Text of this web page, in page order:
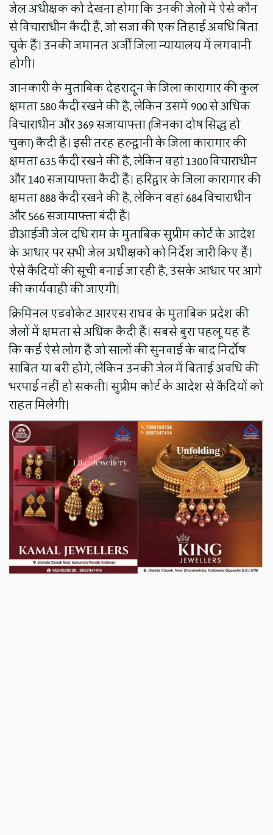
जेल अधीक्षक को देखना होगा कि उनकी जेलों में ऐसे कौन
से विचाराधीन कैदी हैं, जो सजा की एक तिहाई अवधि बिता
चुके हैं। उनकी जमानत अर्जी जिला न्यायालय में लगवानी
होगी।
जानकारी के मुताबिक देहरादून के जिला कारागार की कुल
क्षमता 580 कैदी रखने की है, लेकिन उसमें 900 से अधिक
विचाराधीन और 369 सजायाफ्ता (जिनका दोष सिद्ध हो
चुका) कैदी हैं। इसी तरह हल्द्वानी के जिला कारागार की
क्षमता 635 कैदी रखने की है, लेकिन वहां 1300 विचाराधीन
और 140 सजायाफ्ता कैदी हैं। हरिद्वार के जिला कारागार की
क्षमता 888 कैदी रखने की है, लेकिन वहां 684 विचाराधीन
और 566 सजायाफ्ता बंदी हैं।
डीआईजी जेल दधि राम के मुताबिक सुप्रीम कोर्ट के आदेश
के आधार पर सभी जेल अधीक्षकों को निर्देश जारी किए हैं।
ऐसे कैदियों की सूची बनाई जा रही है, उसके आधार पर आगे
की कार्यवाही की जाएगी।
क्रिमिनल एडवोकेट आरएस राघव के मुताबिक प्रदेश की
जेलों में क्षमता से अधिक कैदी हैं। सबसे बुरा पहलू यह है
कि कई ऐसे लोग हैं जो सालों की सुनवाई के बाद निर्दोष
साबित या बरी होंगे, लेकिन उनकी जेल में बिताई अवधि की
भरपाई नहीं हो सकती। सुप्रीम कोर्ट के आदेश से कैदियों को
राहत मिलेगी।